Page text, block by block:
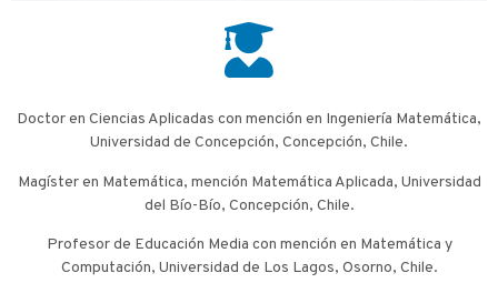
Doctor en Ciencias Aplicadas con mención en Ingeniería Matemática,
Universidad de Concepción, Concepción, Chile.
Magíster en Matemática, mención Matemática Aplicada, Universidad
del Bío-Bío, Concepción, Chile.
Profesor de Educación Media con mención en Matemática y
Computación, Universidad de Los Lagos, Osorno, Chile.